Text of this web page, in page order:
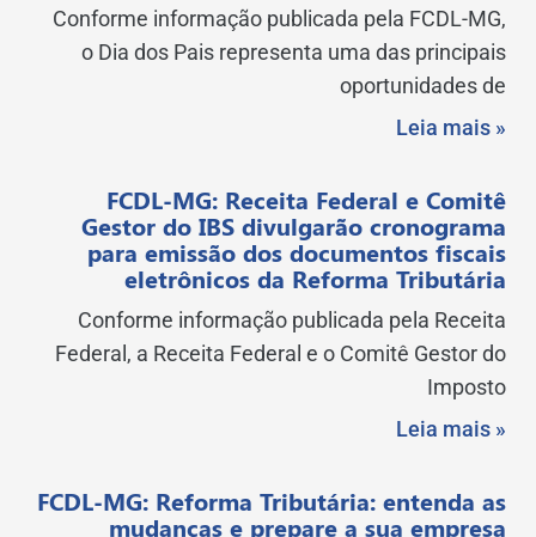
Conforme informação publicada pela FCDL-MG,
o Dia dos Pais representa uma das principais
oportunidades de
Leia mais »
FCDL-MG: Receita Federal e Comitê
Gestor do IBS divulgarão cronograma
para emissão dos documentos fiscais
eletrônicos da Reforma Tributária
Conforme informação publicada pela Receita
Federal, a Receita Federal e o Comitê Gestor do
Imposto
Leia mais »
FCDL-MG: Reforma Tributária: entenda as
mudanças e prepare a sua empresa